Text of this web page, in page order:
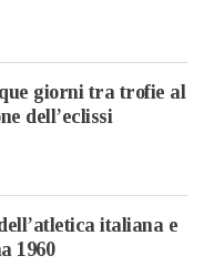
giorni tra trofie al
dell’eclissi
italiana e
1960